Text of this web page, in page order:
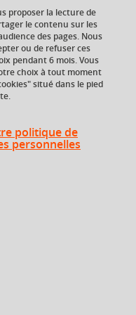
proposer la lecture de
le contenu sur les
des pages. Nous
ou de refuser ces
pendant 6 mois. Vous
choix à tout moment
situé dans le pied
politique de
personnelles
Composante
UFR Arts et Sciences
Humaines (ARSH),
Département